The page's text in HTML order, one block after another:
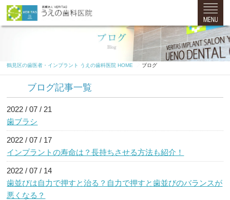
鶴見区の歯医者・インプラント うえの歯科医院 HOME ブログ
ブログ記事一覧
2022 / 07 / 21
歯ブラシ
2022 / 07 / 17
インプラントの寿命は？長持ちさせる方法も紹介！
2022 / 07 / 14
歯並びは自力で押すと治る？自力で押すと歯並びのバランスが
悪くなる？